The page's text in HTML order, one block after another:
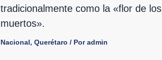
tradicionalmente como la «flor de los
muertos».
Nacional, Querétaro / Poradmin